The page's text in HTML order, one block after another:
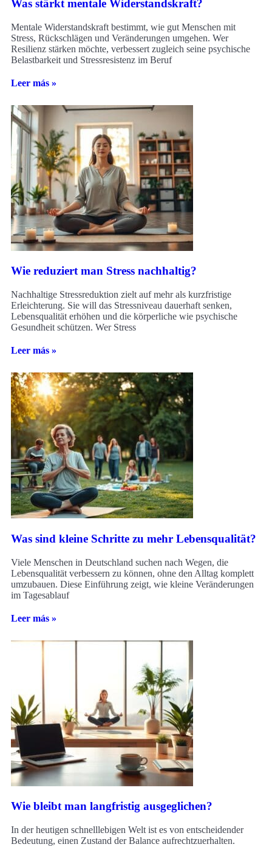
Was stärkt mentale Widerstandskraft?
Mentale Widerstandskraft bestimmt, wie gut Menschen mit
Stress, Rückschlägen und Veränderungen umgehen. Wer
Resilienz stärken möchte, verbessert zugleich seine psychische
Belastbarkeit und Stressresistenz im Beruf
Leer más »
Wie reduziert man Stress nachhaltig?
Nachhaltige Stressreduktion zielt auf mehr als kurzfristige
Erleichterung. Sie will das Stressniveau dauerhaft senken,
Lebensqualität erhöhen und die körperliche wie psychische
Gesundheit schützen. Wer Stress
Leer más »
Was sind kleine Schritte zu mehr Lebensqualität?
Viele Menschen in Deutschland suchen nach Wegen, die
Lebensqualität verbessern zu können, ohne den Alltag komplett
umzubauen. Diese Einführung zeigt, wie kleine Veränderungen
im Tagesablauf
Leer más »
Wie bleibt man langfristig ausgeglichen?
In der heutigen schnelllebigen Welt ist es von entscheidender
Bedeutung, einen Zustand der Balance aufrechtzuerhalten.